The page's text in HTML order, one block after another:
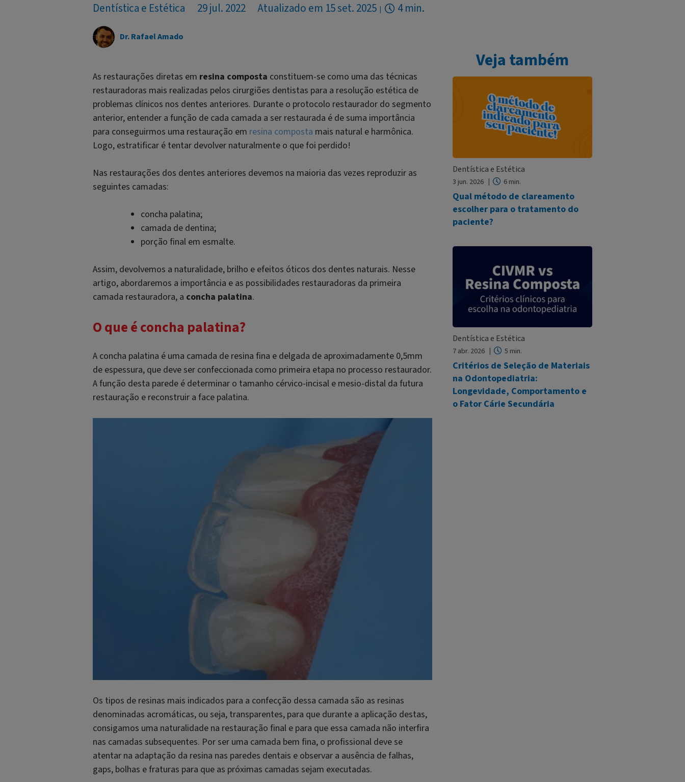
Dentística e Estética 29 jul. 2022 Atualizado em 15 set. 2025 4 min.
Dr. Rafael Amado
As restaurações diretas em resina composta constituem-se como uma das técnicas
restauradoras mais realizadas pelos cirurgiões dentistas para a resolução estética de
problemas clínicos nos dentes anteriores. Durante o protocolo restaurador do segmento
anterior, entender a função de cada camada a ser restaurada é de suma importância
para conseguirmos uma restauração em resina composta mais natural e harmônica.
Logo, estratificar é tentar devolver naturalmente o que foi perdido!
Nas restaurações dos dentes anteriores devemos na maioria das vezes reproduzir as
seguintes camadas:
concha palatina;
camada de dentina;
porção final em esmalte.
Assim, devolvemos a naturalidade, brilho e efeitos óticos dos dentes naturais. Nesse
artigo, abordaremos a importância e as possibilidades restauradoras da primeira
camada restauradora, a concha palatina.
O que é concha palatina?
A concha palatina é uma camada de resina fina e delgada de aproximadamente 0,5mm
de espessura, que deve ser confeccionada como primeira etapa no processo restaurador.
A função desta parede é determinar o tamanho cérvico-incisal e mesio-distal da futura
restauração e reconstruir a face palatina.
Os tipos de resinas mais indicados para a confecção dessa camada são as resinas
denominadas acromáticas, ou seja, transparentes, para que durante a aplicação destas,
consigamos uma naturalidade na restauração final e para que essa camada não interfira
nas camadas subsequentes. Por ser uma camada bem fina, o profissional deve se
atentar na adaptação da resina nas paredes dentais e observar a ausência de falhas,
gaps, bolhas e fraturas para que as próximas camadas sejam executadas.
Veja também
Dentística e Estética
3 jun. 2026 6 min.
Qual método de clareamento
escolher para o tratamento do
paciente?
Dentística e Estética
7 abr. 2026 5 min.
Critérios de Seleção de Materiais
na Odontopediatria:
Longevidade, Comportamento e
o Fator Cárie Secundária